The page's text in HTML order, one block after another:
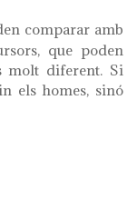
comparar amb
que poden
molt diferent. Si
els homes, sinó